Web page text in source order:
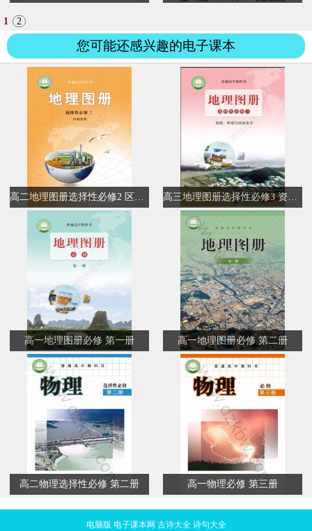
1 2
您可能还感兴趣的电子课本
高一地理图册必修 第一册 高一地理图册必修 第二册
高二物理选择性必修 第二册 高一物理必修 第三册
电脑版 电子课本网 古诗大全 诗句大全